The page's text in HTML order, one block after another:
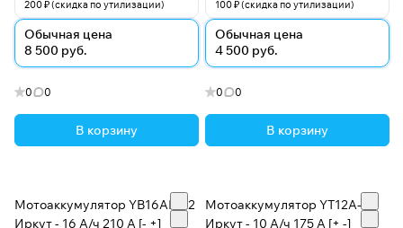
200 ₽ (скидка по утилизации)
Обычная цена
8 500 руб.
0 0
В корзину
100 ₽ (скидка по утилизации)
Обычная цена
4 500 руб.
0 0
В корзину
Мотоаккумулятор YB16AL-A2
Иркут - 16 А/ч 210 A [- +]
Мотоаккумулятор YT12А-BS
Иркут - 10 А/ч 175 A [+ -]